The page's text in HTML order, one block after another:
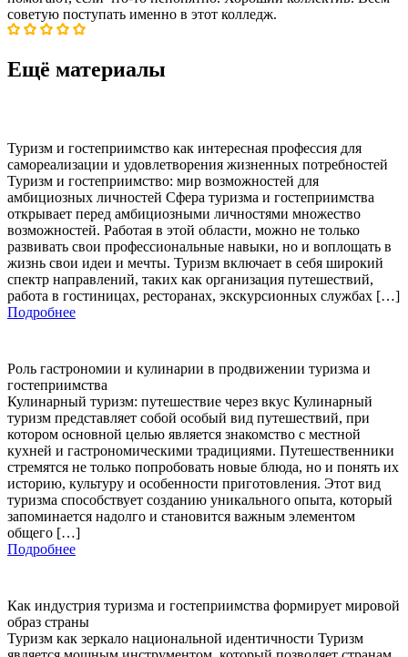
советую поступать именно в этот колледж.
Ещё материалы
Туризм и гостеприимство как интересная профессия для
самореализации и удовлетворения жизненных потребностей
Туризм и гостеприимство: мир возможностей для
амбициозных личностей Сфера туризма и гостеприимства
открывает перед амбициозными личностями множество
возможностей. Работая в этой области, можно не только
развивать свои профессиональные навыки, но и воплощать в
жизнь свои идеи и мечты. Туризм включает в себя широкий
спектр направлений, таких как организация путешествий,
работа в гостиницах, ресторанах, экскурсионных службах […]
Подробнее
Роль гастрономии и кулинарии в продвижении туризма и
гостеприимства
Кулинарный туризм: путешествие через вкус Кулинарный
туризм представляет собой особый вид путешествий, при
котором основной целью является знакомство с местной
кухней и гастрономическими традициями. Путешественники
стремятся не только попробовать новые блюда, но и понять их
историю, культуру и особенности приготовления. Этот вид
туризма способствует созданию уникального опыта, который
запоминается надолго и становится важным элементом
общего […]
Подробнее
Как индустрия туризма и гостеприимства формирует мировой
образ страны
Туризм как зеркало национальной идентичности Туризм